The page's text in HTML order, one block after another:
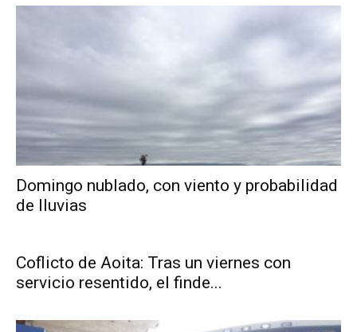
Domingo nublado, con viento y probabilidad
de lluvias
Coflicto de Aoita: Tras un viernes con
servicio resentido, el finde...